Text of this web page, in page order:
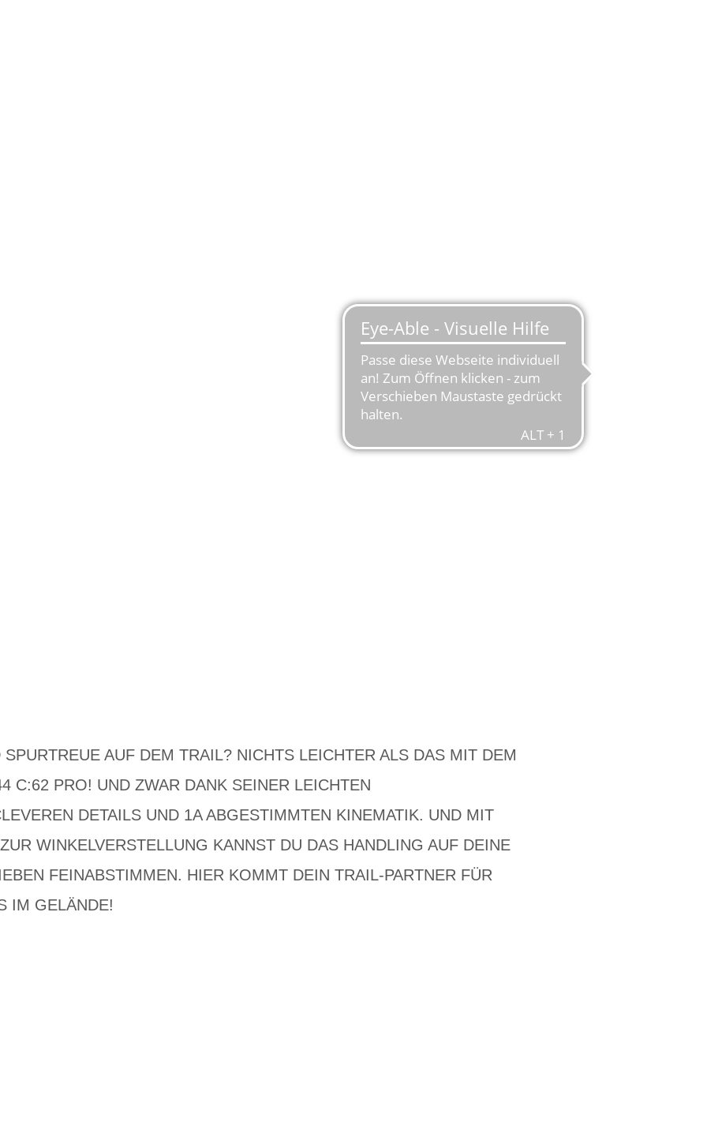
AUF DEM TRAIL? NICHTS LEICHTER ALS DAS MIT DEM
C:62 PRO! UND ZWAR DANK SEINER LEICHTEN
DETAILS UND 1A ABGESTIMMTEN KINEMATIK. UND MIT
WINKELVERSTELLUNG KANNST DU DAS HANDLING AUF DEINE
FEINABSTIMMEN. HIER KOMMT DEIN TRAIL-PARTNER FÜR
IM GELÄNDE!